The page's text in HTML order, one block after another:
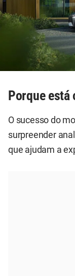
Porque está
O sucesso do
surpreender
que ajudam a